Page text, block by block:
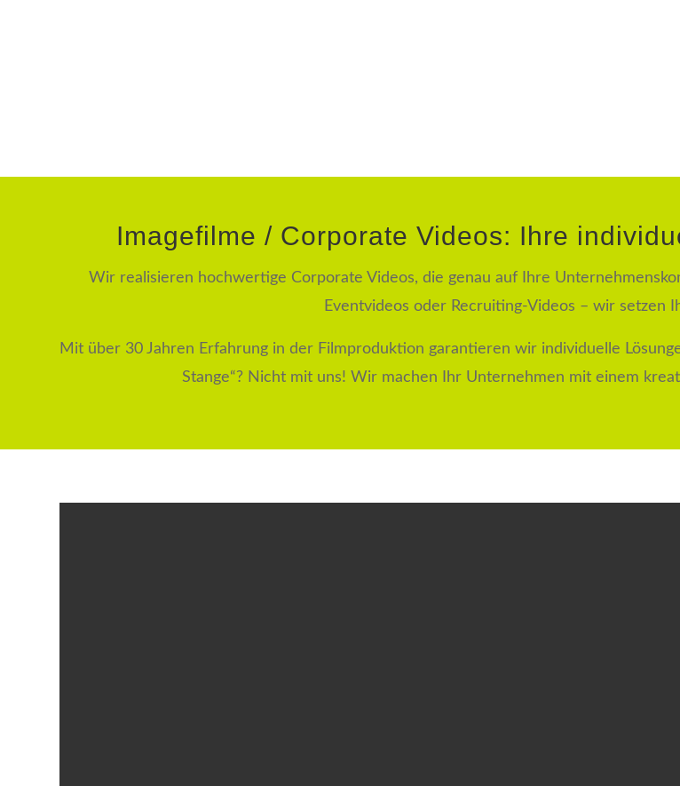
Imagefilme / Corporate Videos: Ihre
Wir realisieren hochwertige Corporate Videos, die genau auf Ihre
Eventvideos oder Recruiting-Videos – wir setzen
Mit über 30 Jahren Erfahrung in der Filmproduktion garantieren wir individuelle
Stange“? Nicht mit uns! Wir machen Ihr Unternehmen mit einem